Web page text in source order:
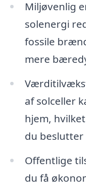
Miljøvenlig
solenergi
fossile
mere
af solceller
hjem,
du
Offentlige
du få